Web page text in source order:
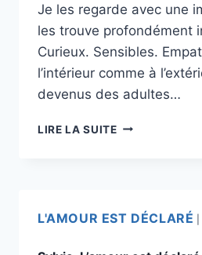
Je les regarde avec une
les trouve profondément
Curieux. Sensibles.
l’intérieur comme à
devenus des adultes…
LIRE LA SUITE
L'AMOUR EST DÉCLARÉ